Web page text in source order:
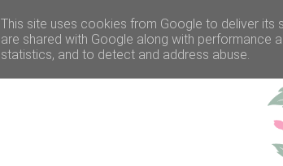
This site uses cookies from Google to deliver its
are shared with Google along with performance
statistics, and to detect and address abuse.